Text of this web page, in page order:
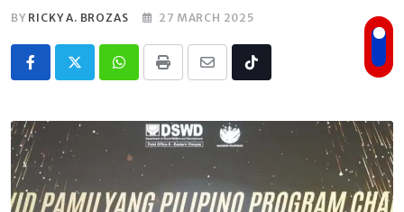
BY RICKY A. BROZAS 27 MARCH 2025
Whatsapp
Print
Share
Email
Tiktok